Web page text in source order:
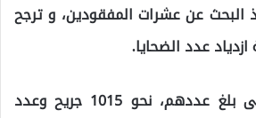
البحث عن عشرات المفقودين، و ترجح
عدد الضحايا.
ونتج عن الزلزال جرحى بلغ عددهم، نحو 1015 جريح وعدد